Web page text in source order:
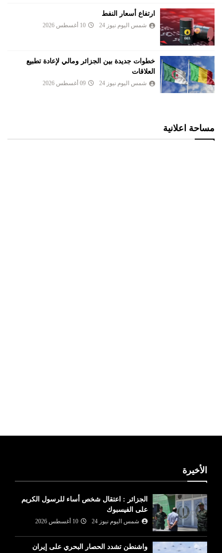
ارتفاع أسعار النفط
شمس اليوم نيوز 24 10 أغسطس 2026
خطوات جديدة بين الجزائر ومالي لإعادة تطبيع
العلاقات
شمس اليوم نيوز 24 09 أغسطس 2026
مساحة اعلانية
الأخيرة
الجزائر : اعتقال شخص أساء للرسول الكريم
على الفيسبوك
شمس اليوم نيوز 24 10 أغسطس 2026
واشنطن تشدد الحصار البحري على إيران